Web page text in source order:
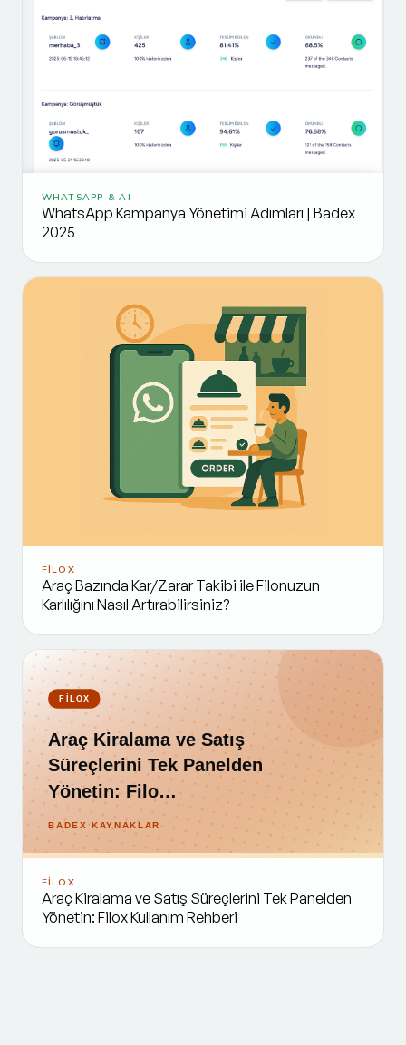
WHATSAPP & AI
WhatsApp Kampanya Yönetimi Adımları | Badex
2025
FİLOX
Araç Bazında Kar/Zarar Takibi ile Filonuzun
Karlılığını Nasıl Artırabilirsiniz?
FİLOX
Araç Kiralama ve Satış
Süreçlerini Tek Panelden
Yönetin: Filo…
BADEX KAYNAKLAR
FİLOX
Araç Kiralama ve Satış Süreçlerini Tek Panelden
Yönetin: Filox Kullanım Rehberi